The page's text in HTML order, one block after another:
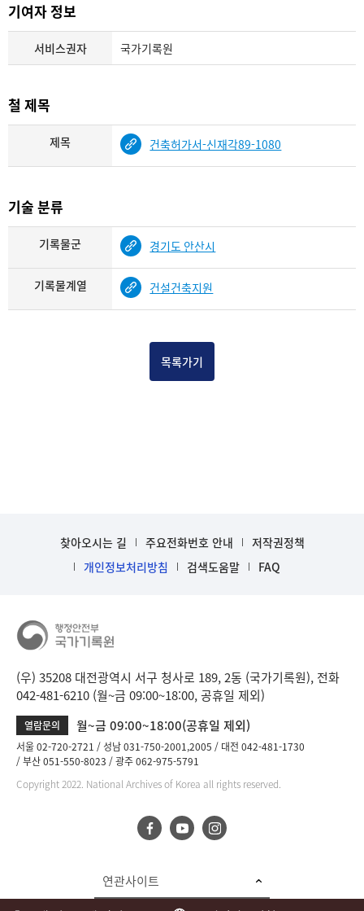
기여자 정보
서비스권자 국가기록원
철 제목
제목 건축허가서-신재각89-1080
기술 분류
기록물군 경기도 안산시
기록물계열 건설건축지원
목록가기
찾아오시는 길 주요전화번호 안내
저작권정책
개인정보처리방침
검색도움말 FAQ
(우) 35208 대전광역시 서구 청사로 189, 2동 (국가기록원), 전화
042-481-6210 (월~금 09:00~18:00, 공휴일 제외)
열람문의 월~금 09:00~18:00(공휴일 제외)
서울 02-720-2721 성남 031-750-2001,2005
대전 042-481-1730
부산 051-550-8023
광주 062-975-5791
Copyright 2022. National Archives of Korea all rights reserved.
연관사이트